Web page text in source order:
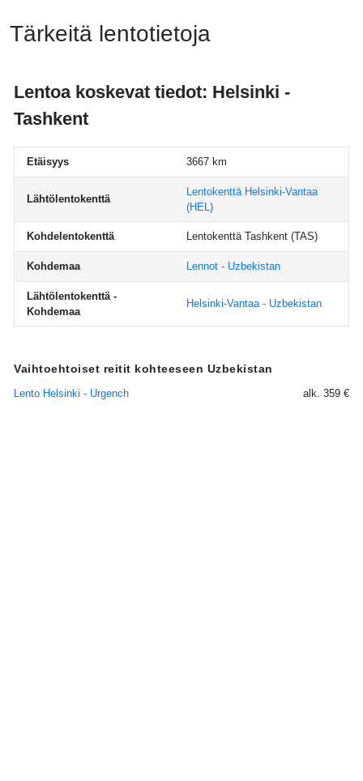
Tärkeitä lentotietoja
Lentoa koskevat tiedot: Helsinki -
Tashkent
Etäisyys 3667 km
Lähtölentokenttä
Lentokenttä Helsinki-Vantaa
(HEL)
Kohdelentokenttä Lentokenttä Tashkent (TAS)
Kohdemaa Lennot - Uzbekistan
Lähtölentokenttä -
Kohdemaa
Helsinki-Vantaa - Uzbekistan
Vaihtoehtoiset reitit kohteeseen Uzbekistan
Lento Helsinki - Urgench alk. 359 €